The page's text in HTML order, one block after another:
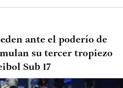
ante el poderío de
su tercer tropiezo
Sub 17